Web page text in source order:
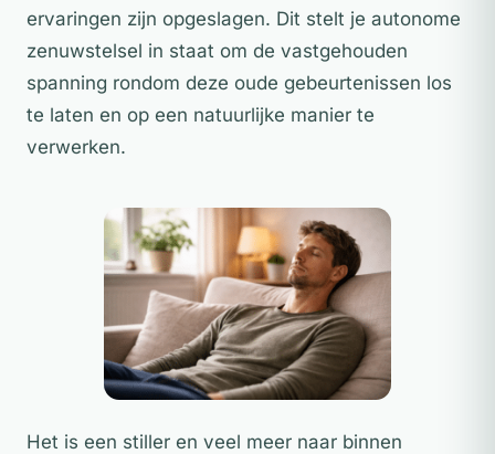
ervaringen zijn opgeslagen. Dit stelt je autonome
zenuwstelsel in staat om de vastgehouden
spanning rondom deze oude gebeurtenissen los
te laten en op een natuurlijke manier te
verwerken.
Het is een stiller en veel meer naar binnen